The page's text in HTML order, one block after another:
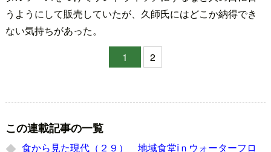
うようにして販売していたが、久師氏にはどこか納得でき
ない気持ちがあった。
1
2
この連載記事の一覧
食から見た現代（２９） 地域食堂ⅰｎウォーターフロ